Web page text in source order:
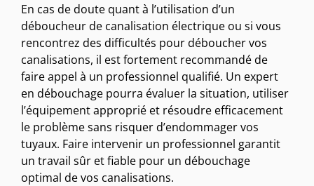
En cas de doute quant à l’utilisation d’un
déboucheur de canalisation électrique ou si vous
rencontrez des difficultés pour déboucher vos
canalisations, il est fortement recommandé de
faire appel à un professionnel qualifié. Un expert
en débouchage pourra évaluer la situation, utiliser
l’équipement approprié et résoudre efficacement
le problème sans risquer d’endommager vos
tuyaux. Faire intervenir un professionnel garantit
un travail sûr et fiable pour un débouchage
optimal de vos canalisations.